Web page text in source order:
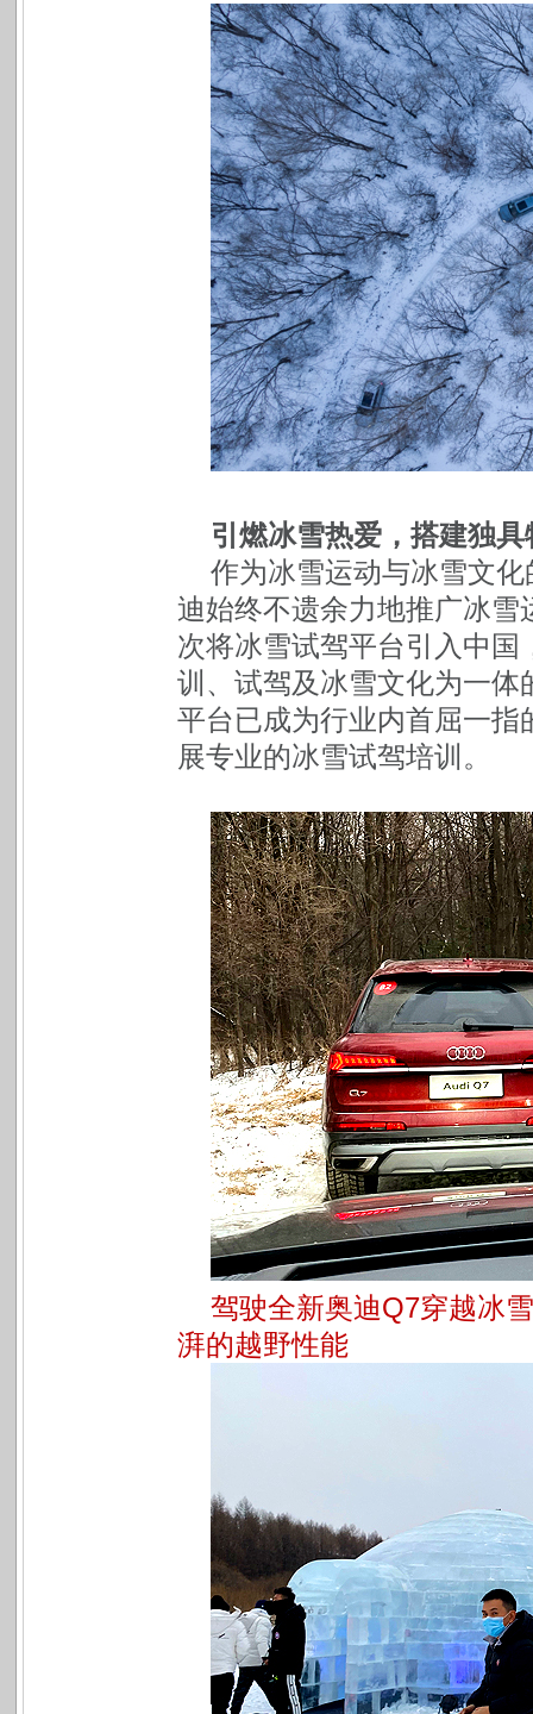
引燃冰雪热爱，搭建独
作为冰雪运动与冰雪文
迪始终不遗余力地推广冰
次将冰雪试驾平台引入中
训、试驾及冰雪文化为一
平台已成为行业内首屈一
展专业的冰雪试驾培训。
驾驶全新奥迪Q7穿越冰
湃的越野性能